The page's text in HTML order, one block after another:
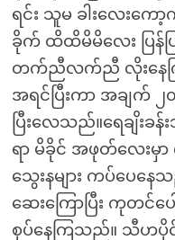
ရင်း သူမ ခါးလေးကေ
ခိုက် ထိထိမိမိလေး ပြန်ပ
တက်ညီလက်ညီ လိုးနေက
အရင်ပြီးကာ အချက်
ပြီးလေသည်။ရေချိးခ
ရာ မိခိုင် အဖုတ်လေးမှ
သွေးနများ ကပ်ပေနေ
ဆေးကြောပြီး ကုတင်ပ
စုပ်နေကြသည်။ သီဟပို